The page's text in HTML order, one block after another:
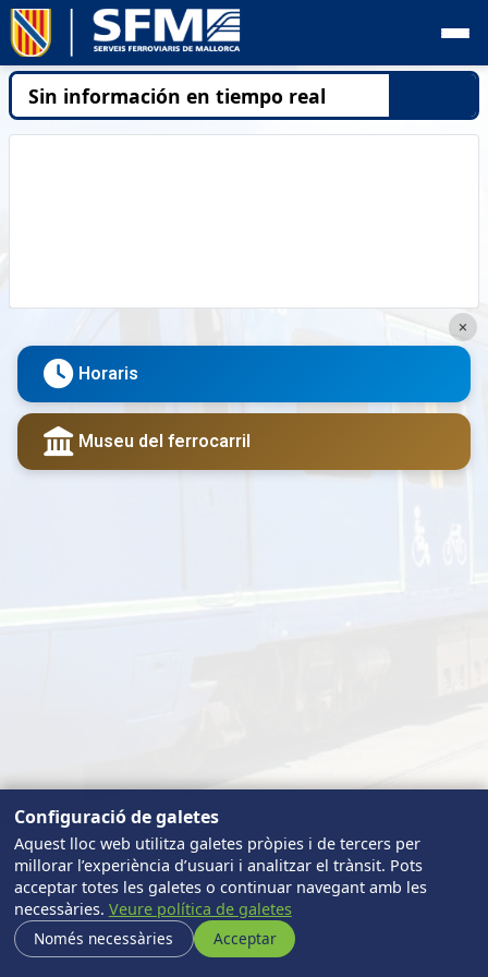
HORARIS
TARIFES
COMPROMÍS SOCIAL I CULTURAL
SOBRE SFM
CA ES EN
×
Horaris
Museu del ferrocarril
Configuració de galetes
Aquest lloc web utilitza galetes pròpies i de tercers per
millorar l’experiència d’usuari i analitzar el trànsit. Pots
acceptar totes les galetes o continuar navegant amb les
necessàries. Veure política de galetes
Només necessàries
Acceptar